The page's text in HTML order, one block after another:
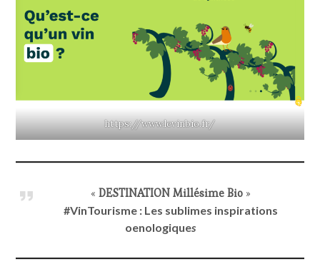
https://www.levinbio.fr/
« DESTINATION Millésime Bio »
#VinTourisme : Les sublimes inspirations
oenologiques